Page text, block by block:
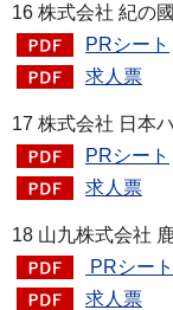
16 株式会社 紀の
PRシート
求人票
17 株式会社 日本
PRシート
求人票
18 山九株式会社
PRシート
求人票